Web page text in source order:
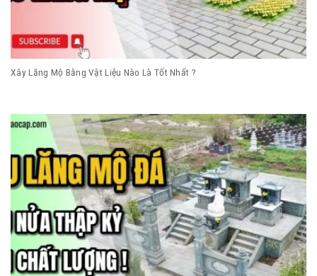
Xây Lăng Mộ Bằng Vật Liệu Nào Là Tốt Nhất ?